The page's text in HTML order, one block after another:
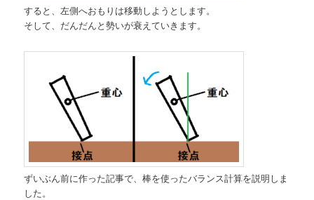
すると、左側へおもりは移動しようとします。
そして、だんだんと勢いが衰えていきます。
ずいぶん前に作った記事で、棒を使ったバランス計算を説明しま
した。